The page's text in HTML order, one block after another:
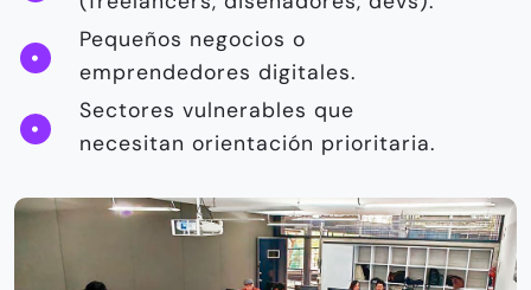
Pequeños negocios o
emprendedores digitales.
Sectores vulnerables que
necesitan orientación prioritaria.